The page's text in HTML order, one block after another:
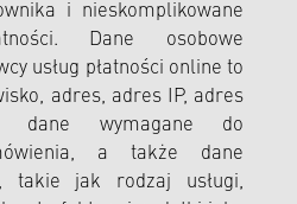
i nieskomplikowane
Dane osobowe
usług płatności online to
adres, adres IP, adres
wymagane do
a także dane
takie jak rodzaj usługi,